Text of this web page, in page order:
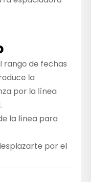
rango de fechas
la
por la línea
la línea para
por el